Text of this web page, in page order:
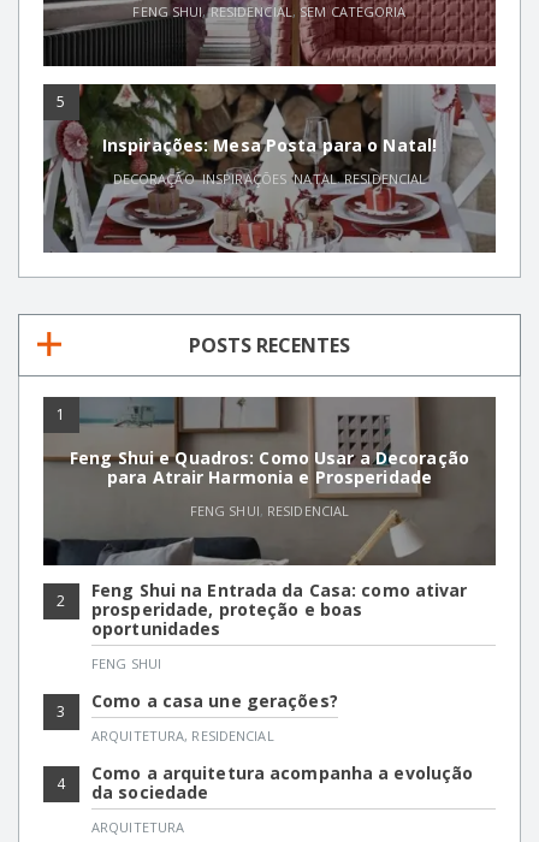
FENG SHUI,RESIDENCIAL ,SEM CATEGORIA
5
Inspirações: Mesa Posta para o Natal!
DECORAÇÃO,INSPIRAÇÕES ,NATAL,RESIDENCIAL
POSTS RECENTES
1
Feng Shui e Quadros: Como Usar a Decoração
para Atrair Harmonia e Prosperidade
FENG SHUI, RESIDENCIAL
2
Feng Shui na Entrada da Casa: como ativar
prosperidade, proteção e boas
oportunidades
FENG SHUI
3 Como a casa une gerações?
ARQUITETURA, RESIDENCIAL
4
Como a arquitetura acompanha a evolução
da sociedade
ARQUITETURA